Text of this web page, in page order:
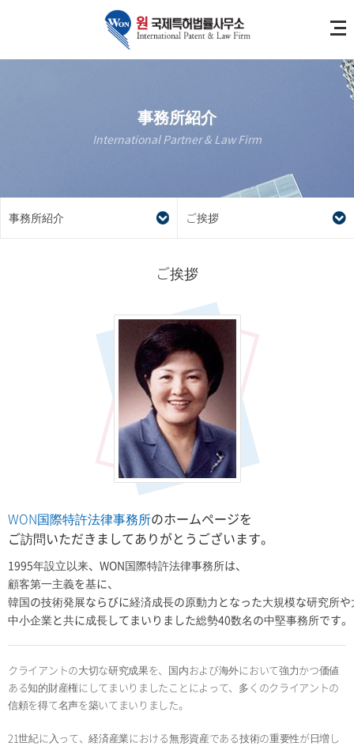
事務所紹介
International Partner & Law Firm
事務所紹介 ご挨拶
ご挨拶
WON国際特許法律事務所のホームページを
ご訪問いただきましてありがとうございます。
1995年設立以来、WON国際特許法律事務所は、
顧客第一主義を基に、
韓国の技術発展ならびに経済成長の原動力となった大規模な研究所
中小企業と共に成長してまいりました総勢40数名の中堅事務所です。
クライアントの大切な研究成果を、国内および海外において強力かつ価値
ある知的財産権にしてまいりましたことによって、多くのクライアントの
信頼を得て名声を築いてまいりました。
21世紀に入って、経済産業における無形資産である技術の重要性が日増し